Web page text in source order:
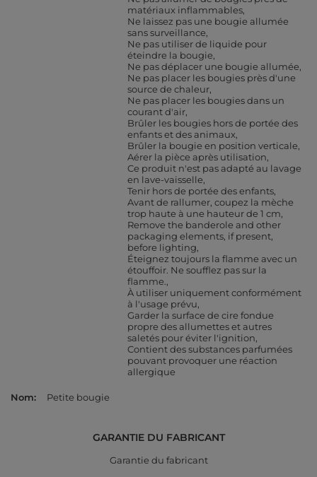
matériaux inflammables
Ne laissez pas une bougie allumée
sans surveillance
Ne pas utiliser de liquide pour
éteindre la bougie
Ne pas déplacer une bougie allumée
Ne pas placer les bougies près d'une
source de chaleur
Ne pas placer les bougies dans un
courant d'air
Brûler les bougies hors de portée des
enfants et des animaux
Brûler la bougie en position verticale
Aérer la pièce après utilisation
Ce produit n'est pas adapté au lavage
en lave-vaisselle
Tenir hors de portée des enfants
Avant de rallumer, coupez la mèche
trop haute à une hauteur de 1 cm
Remove the banderole and other
packaging elements, if present,
before lighting
Éteignez toujours la flamme avec un
étouffoir. Ne soufflez pas sur la
flamme.
À utiliser uniquement conformément
à l'usage prévu
Garder la surface de cire fondue
propre des allumettes et autres
saletés pour éviter l'ignition
Contient des substances parfumées
pouvant provoquer une réaction
allergique
Nom Petite bougie
GARANTIE DU FABRICANT
Garantie du fabricant